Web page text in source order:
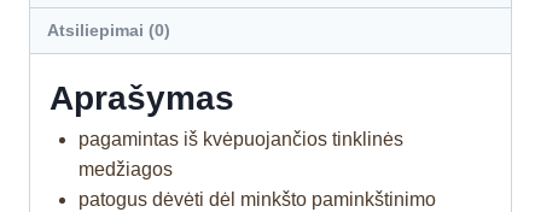
Atsiliepimai (0)
Aprašymas
pagamintas iš kvėpuojančios tinklinės
medžiagos
patogus dėvėti dėl minkšto paminkštinimo